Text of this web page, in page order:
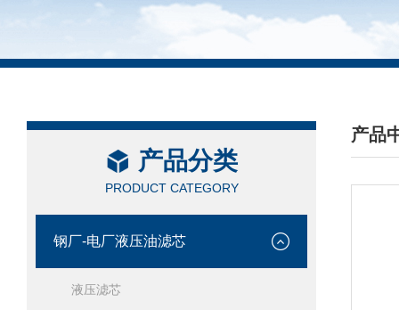
产品分类
PRODUCT CATEGORY
钢厂-电厂液压油滤芯
液压滤芯
产品
/